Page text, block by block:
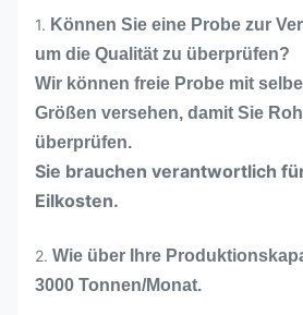
1. Können Sie eine Probe zur
um die Qualität zu überprüfen?
Wir können freie Probe mit
Größen versehen, damit Sie
überprüfen.
Sie brauchen verantwortlich
Eilkosten.
2. Wie über Ihre
3000 Tonnen/Monat.